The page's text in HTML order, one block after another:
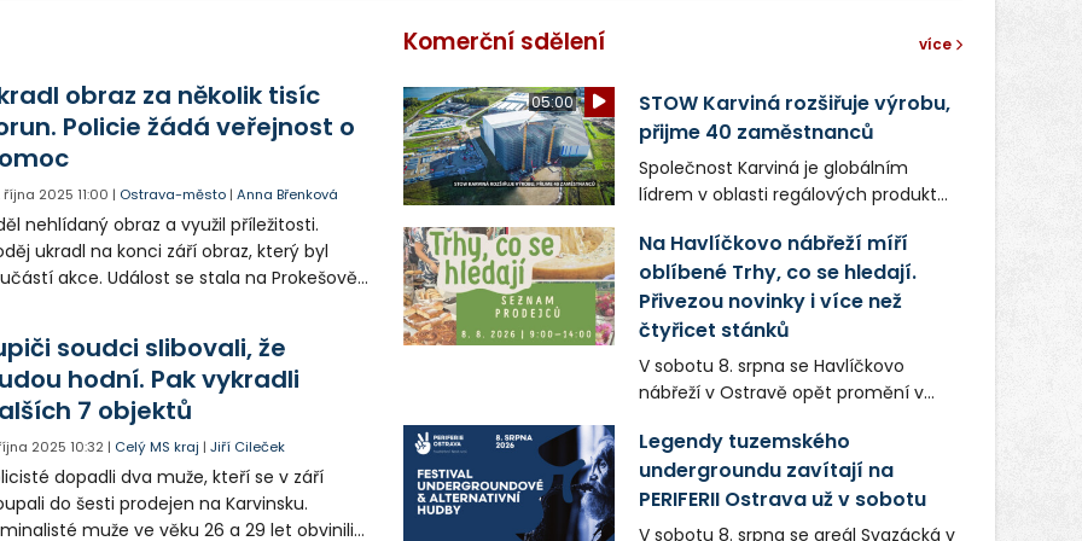
obraz za několik tisíc
Policie žádá veřejnost o
října 2025 11:00 | Ostrava-město |Anna Břenková
nehlídaný obraz a využil příležitosti.
ukradl na konci září obraz, který byl
akce. Událost se stala na Prokešově
pachatele. Hodnota obrazu je
na několik tisíc korun.
soudci slibovali, že
hodní. Pak vykradli
7 objektů
2025 10:32 | Celý MS kraj |Jiří Cileček
dopadli dva muže, kteří se v září
do šesti prodejen na Karvinsku.
muže ve věku 26 a 29 let obvinili z
Komerční sdělení více
05:00
STOW Karviná rozšiřuje výrobu,
přijme 40 zaměstnanců
Společnost Karviná je globálním
lídrem v oblasti regálových produktů
zaměstnavatelem na Karvinsku a
firmou s obrovským potenciálem.
Na Havlíčkovo nábřeží míří
oblíbené Trhy, co se hledají.
Přivezou novinky i více než
čtyřicet stánků
V sobotu 8. srpna se Havlíčkovo
nábřeží v Ostravě opět promění v
lokálních výrobků. Trhy, co se hledají
tentokrát nabídnou více než čtyřicet
pečlivě vybraných stánků s kvalitní
gastronomií, farmářskými produkty,
Legendy tuzemského
undergroundu zavítají na
PERIFERII Ostrava už v sobotu
V sobotu 8. srpna se areál Svazácká v